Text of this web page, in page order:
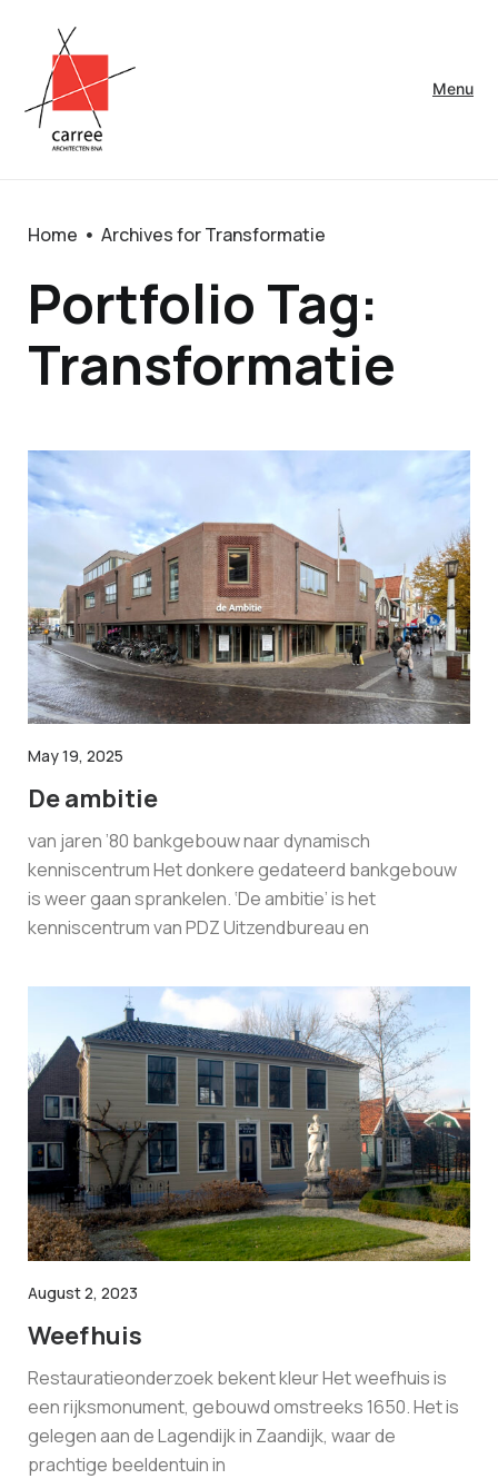
Menu
Home Archives for Transformatie
Portfolio Tag:
Transformatie
May 19, 2025
De ambitie
van jaren ’80 bankgebouw naar dynamisch
kenniscentrum Het donkere gedateerd bankgebouw
is weer gaan sprankelen. ‘De ambitie’ is het
kenniscentrum van PDZ Uitzendbureau en
August 2, 2023
Weefhuis
Restauratieonderzoek bekent kleur Het weefhuis is
een rijksmonument, gebouwd omstreeks 1650. Het is
gelegen aan de Lagendijk in Zaandijk, waar de
prachtige beeldentuin in